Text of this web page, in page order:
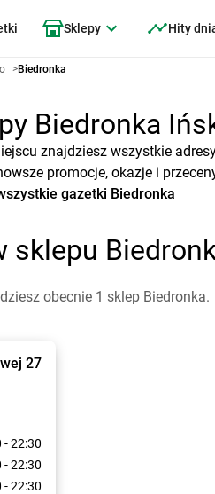
Sklepy Hity
>Biedronka
Biedronka
znajdziesz wszystkie
promocje, okazje i
gazetki Biedronka
sklepu
obecnie 1 sklep Biedronka.
27
- 22:30
- 22:30
- 22:30